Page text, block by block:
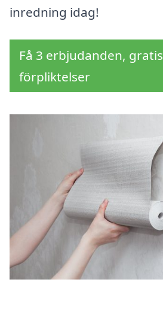
inredning idag!
Få 3 erbjudanden,
förpliktelser